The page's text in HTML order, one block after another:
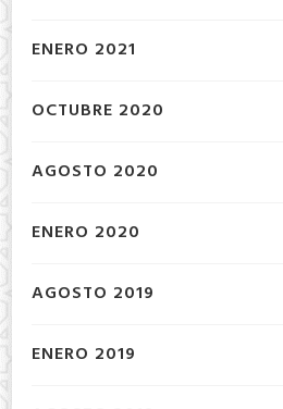
ENERO 2021
OCTUBRE 2020
AGOSTO 2020
ENERO 2020
AGOSTO 2019
ENERO 2019